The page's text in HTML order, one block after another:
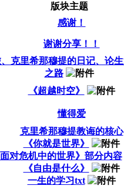
版块主题
感谢！
谢谢分享！！
克里希那穆提的日记、论
之路
《超越时空》
懂得爱
克里希那穆提教诲的核心
《你就是世界》
面对危机中的世界》部分内容
《自由是什么》
一生的学习txt